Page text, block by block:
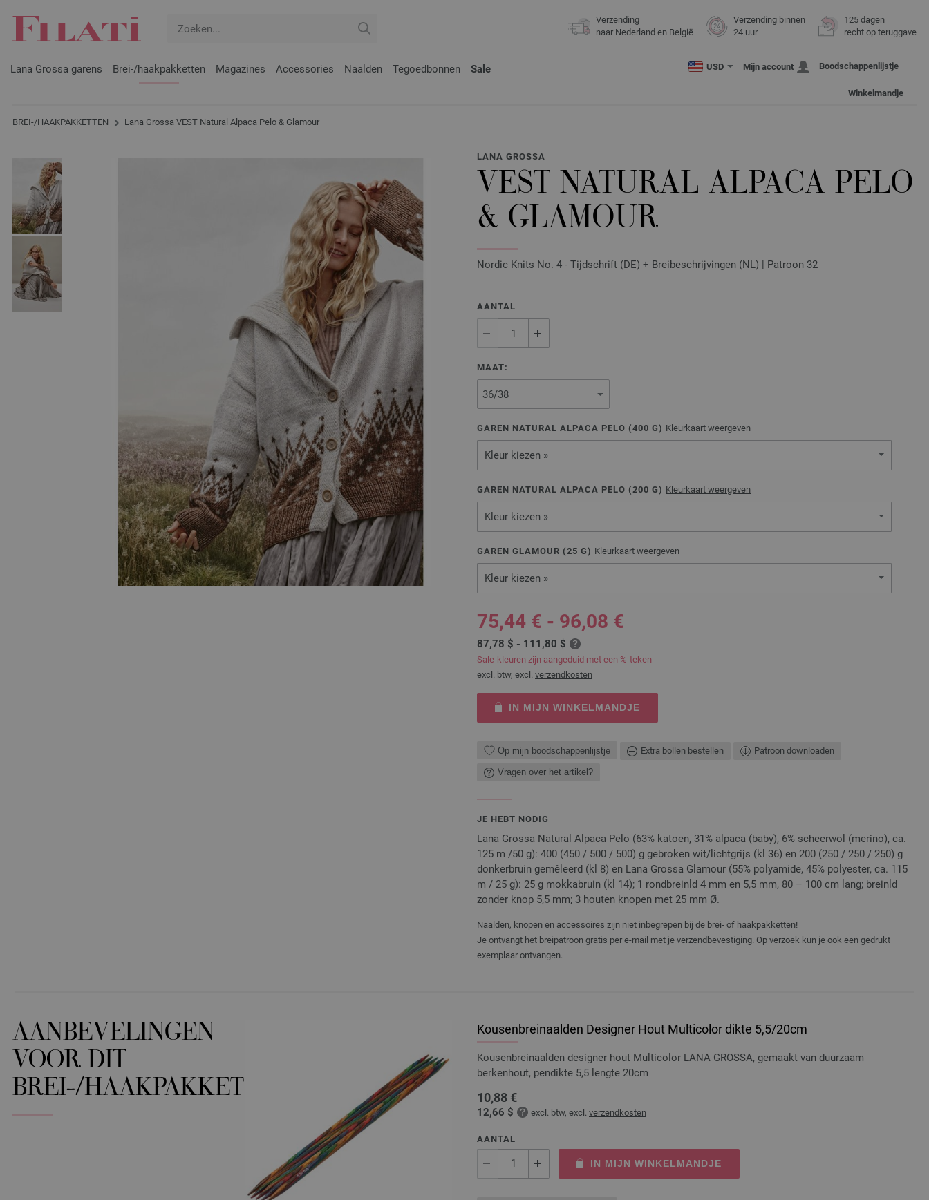
Verzending
naar Nederland en België
Verzending binnen
24 uur
125 dagen
recht op teruggave
Lana Grossa garens Brei-/haakpakketten Magazines Accessories Naalden Tegoedbonnen Sale USD Mijn account Boodschappenlijstje
Winkelmandje
BREI-/HAAKPAKKETTEN Lana Grossa VEST Natural Alpaca Pelo & Glamour
LANA GROSSA
VEST NATURAL ALPACA PELO
& GLAMOUR
Nordic Knits No. 4 - Tijdschrift (DE) + Breibeschrijvingen (NL) | Patroon 32
AANTAL
MAAT:
GAREN NATURAL ALPACA PELO (400 G) Kleurkaart weergeven
Kleur kiezen »
GAREN NATURAL ALPACA PELO (200 G) Kleurkaart weergeven
Kleur kiezen »
GAREN GLAMOUR (25 G) Kleurkaart weergeven
Kleur kiezen »
75,44 € - 96,08 €
87,78 $ - 111,80 $
Sale-kleuren zijn aangeduid met een %-teken
excl. btw, excl. verzendkosten
IN MIJN WINKELMANDJE
Op mijn boodschappenlijstje Extra bollen bestellen Patroon downloaden
Vragen over het artikel?
JE HEBT NODIG
Lana Grossa Natural Alpaca Pelo (63% katoen, 31% alpaca (baby), 6% scheerwol (merino), ca.
125 m /50 g): 400 (450 / 500 / 500) g gebroken wit/lichtgrijs (kl 36) en 200 (250 / 250 / 250) g
donkerbruin gemêleerd (kl 8) en Lana Grossa Glamour (55% polyamide, 45% polyester, ca. 115
m / 25 g): 25 g mokkabruin (kl 14); 1 rondbreinld 4 mm en 5,5 mm, 80 – 100 cm lang; breinld
zonder knop 5,5 mm; 3 houten knopen met 25 mm Ø.
Naalden, knopen en accessoires zijn niet inbegrepen bij de brei- of haakpakketten!
Je ontvangt het breipatroon gratis per e-mail met je verzendbevestiging. Op verzoek kun je ook een gedrukt
exemplaar ontvangen.
AANBEVELINGEN
VOOR DIT
BREI-/HAAKPAKKET
Kousenbreinaalden Designer Hout Multicolor dikte 5,5/20cm
Kousenbreinaalden designer hout Multicolor LANA GROSSA, gemaakt van duurzaam
berkenhout, pendikte 5,5 lengte 20cm
10,88 €
12,66 $ excl. btw, excl. verzendkosten
AANTAL
IN MIJN WINKELMANDJE